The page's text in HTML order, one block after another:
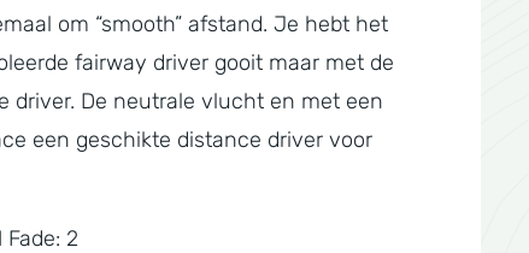
om “smooth” afstand. Je hebt het
fairway driver gooit maar met de
driver. De neutrale vlucht en met een
een geschikte distance driver voor
Fade: 2